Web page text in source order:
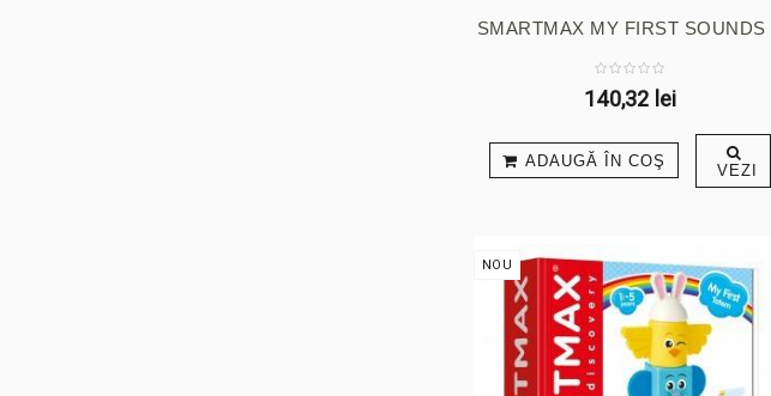
SMARTMAX MY FIRST SOUNDS
140,32 lei
ADAUGĂ ÎN COŞ VEZI
NOU